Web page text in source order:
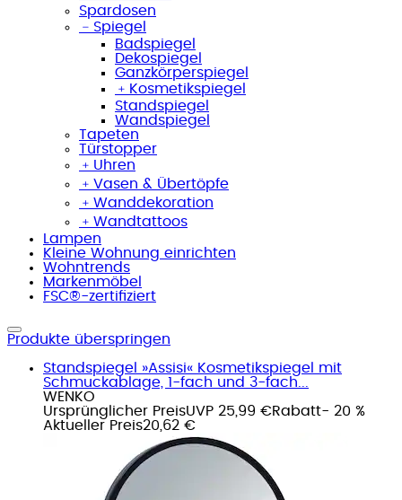
Spardosen
﹣ Spiegel
Badspiegel
Dekospiegel
Ganzkörperspiegel
﹢ Kosmetikspiegel
Standspiegel
Wandspiegel
Tapeten
Türstopper
﹢ Uhren
﹢ Vasen & Übertöpfe
﹢ Wanddekoration
﹢ Wandtattoos
Lampen
Kleine Wohnung einrichten
Wohntrends
Markenmöbel
FSC®-zertifiziert
Produkte überspringen
Standspiegel »Assisi« Kosmetikspiegel mit
Schmuckablage, 1-fach und 3-fach...
WENKO
Ursprünglicher PreisUVP 25,99 €Rabatt- 20 %
Aktueller Preis20,62 €